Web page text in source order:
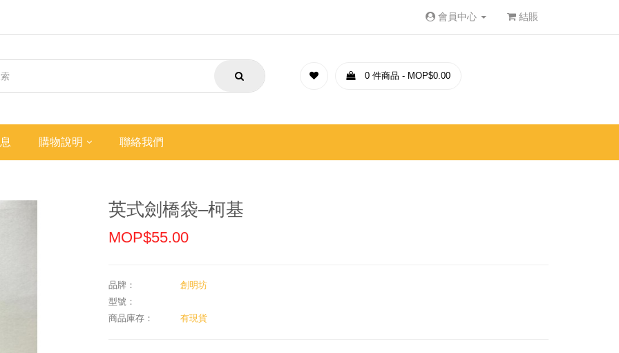
會員中心 結賬
0 件商品 - MOP$0.00
購物說明 聯絡我們
英式劍橋袋–柯基
MOP$55.00
品牌：
創明坊
型號：
商品庫存：
有現貨